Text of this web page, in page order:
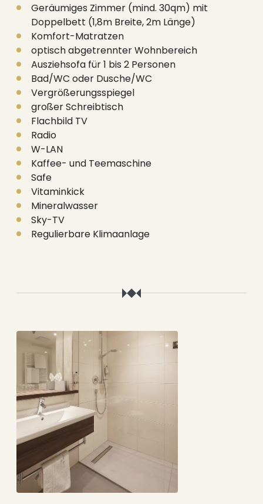
Geräumiges Zimmer (mind. 30qm) mit
Doppelbett (1,8m Breite, 2m Länge)
Komfort-Matratzen
optisch abgetrennter Wohnbereich
Ausziehsofa für 1 bis 2 Personen
Bad/WC oder Dusche/WC
Vergrößerungsspiegel
großer Schreibtisch
Flachbild TV
Radio
W-LAN
Kaffee- und Teemaschine
Safe
Vitaminkick
Mineralwasser
Sky-TV
Regulierbare Klimaanlage